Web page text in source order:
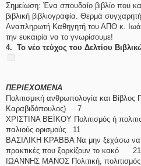
Σημείωση: Ένα σπουδαίο βιβλίο που
βιβλική βιβλιογραφία. Θερμά
Αναπληρωτή Καθηγητή του ΑΠΘ κ.
την ευκαιρία να το γνωρίσουμε!
4. Το νέο τεύχος του Δελτίου
ΠΕΡΙΕΧΟΜΕΝΑ
Πολιτισμική ανθρωπολογία και
Καραβιδόπουλος) 7
ΧΡΙΣΤΙΝΑ ΒΕΪΚΟΥ Πολιτισμός ή
παλιούς ορισμούς 11
ΒΑΣΙΛΙΚΗ ΚΡΑΒΒΑ Να μην ξεχάσω να
πρακτικές που ξορκίζουν το κακό 21
ΙΩΑΝΝΗΣ ΜΑΝΟΣ Πολιτική, πολιτισμός